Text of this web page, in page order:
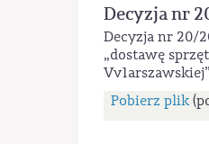
Decyzja nr
Decyzja nr 20/
„dostawę
Vv1arszawskiej”
Pobierz plik